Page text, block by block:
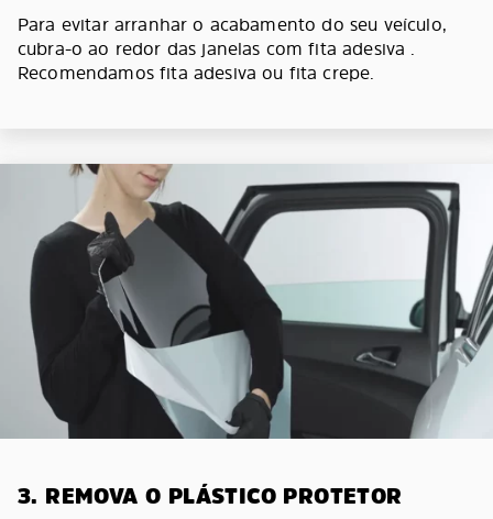
Para evitar arranhar o acabamento do seu veículo,
cubra-o ao redor das janelas com fita adesiva .
Recomendamos fita adesiva ou fita crepe.
3. REMOVA O PLÁSTICO PROTETOR